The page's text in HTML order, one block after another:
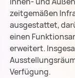
zeitgemäßen
ausgestattet,
einen
erweitert.
Verfügung.